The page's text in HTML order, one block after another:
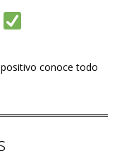
conoce todo